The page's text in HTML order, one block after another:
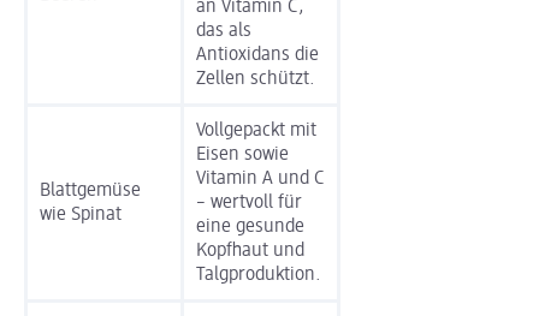
an Vitamin C,
das als
Antioxidans die
Zellen schützt.
Blattgemüse
wie Spinat
Vollgepackt mit
Eisen sowie
Vitamin A und C
– wertvoll für
eine gesunde
Kopfhaut und
Talgproduktion.